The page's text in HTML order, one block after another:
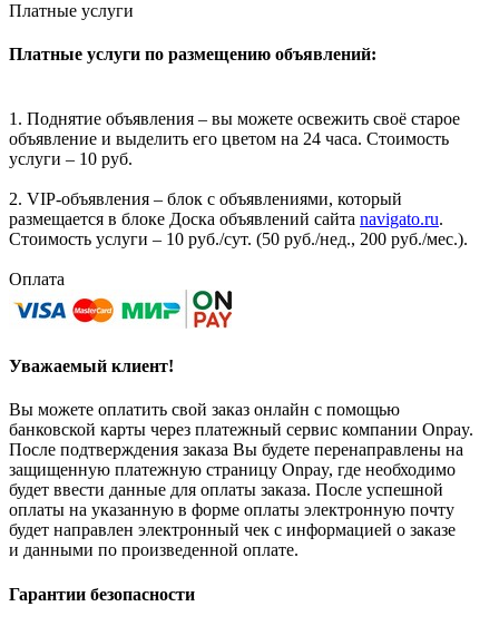
Платные услуги
Платные услуги по размещению объявлений:
1. Поднятие объявления – вы можете освежить своё старое
объявление и выделить его цветом на 24 часа. Стоимость
услуги – 10 руб.
2. VIP-объявления – блок с объявлениями, который
размещается в блоке Доска объявлений сайта navigato.ru.
Стоимость услуги – 10 руб./сут. (50 руб./нед., 200 руб./мес.).
Оплата
Уважаемый клиент!
Вы можете оплатить свой заказ онлайн с помощью
банковской карты через платежный сервис компании Onpay.
После подтверждения заказа Вы будете перенаправлены на
защищенную платежную страницу Onpay, где необходимо
будет ввести данные для оплаты заказа. После успешной
оплаты на указанную в форме оплаты электронную почту
будет направлен электронный чек с информацией о заказе
и данными по произведенной оплате.
Гарантии безопасности